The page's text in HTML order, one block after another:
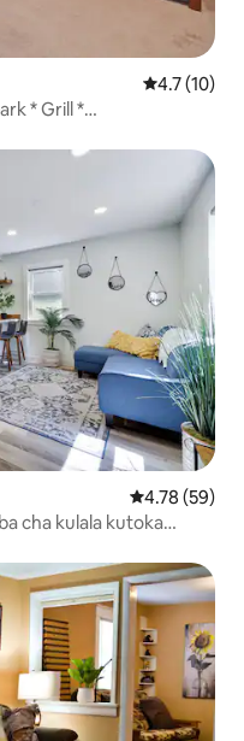
Ukadiriaji
4.7 (10)
* Grill *
Ukadiriaji wa
4.78 (59)
cha kulala kutoka